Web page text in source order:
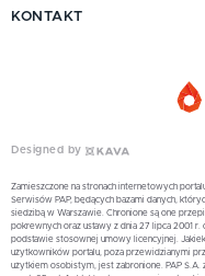
KONTAKT
Designed by
Zamieszczone na stronach internetowych
Serwisów PAP, będących bazami danych,
siedzibą w Warszawie. Chronione są one
pokrewnych oraz ustawy z dnia 27 lipca 2001
podstawie stosownej umowy licencyjnej.
użytkowników portalu, poza przewidzianymi
użytkiem osobistym, jest zabronione. PAP